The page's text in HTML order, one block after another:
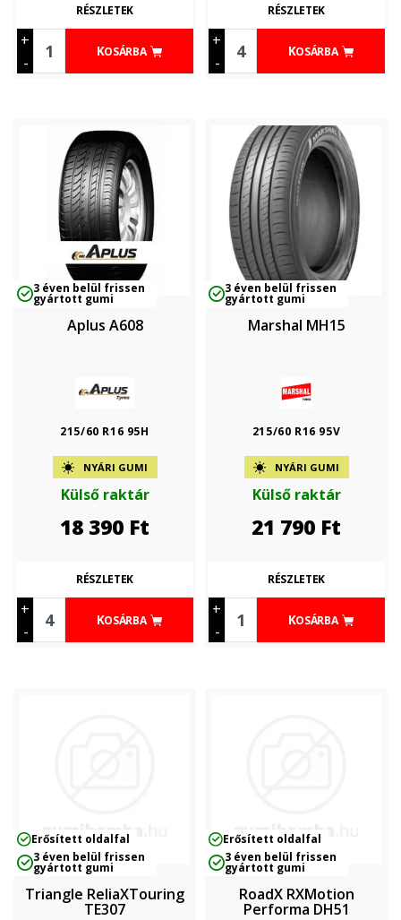
+
-
KOSÁRBA
RÉSZLETEK
+
-
KOSÁRBA
RÉSZLETEK
3 éven belül frissen
gyártott gumi
Aplus A608
215/60 R16 95H
NYÁRI GUMI
Külső raktár
18 390 Ft
+
-
KOSÁRBA
RÉSZLETEK
3 éven belül frissen
gyártott gumi
Marshal MH15
215/60 R16 95V
NYÁRI GUMI
Külső raktár
21 790 Ft
+
-
KOSÁRBA
RÉSZLETEK
Erősített oldalfal
3 éven belül frissen
gyártott gumi
Triangle ReliaXTouring
TE307
Erősített oldalfal
3 éven belül frissen
gyártott gumi
RoadX RXMotion
Performa DH51